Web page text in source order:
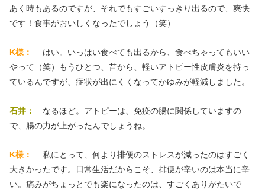
あく時もあるのですが、それでもすごいすっきり出るので、爽快
です！食事がおいしくなったでしょう（笑）
K様：
はい。いっぱい食べても出るから、食べちゃってもいい
やって（笑）もうひとつ、昔から、軽いアトピー性皮膚炎を持っ
ているんですが、症状が出にくくなってかゆみが軽減しました。
石井：
なるほど。アトピーは、免疫の腸に関係していますの
で、腸の力が上がったんでしょうね。
K様：
私にとって、何より排便のストレスが減ったのはすごく
大きかったです。日常生活だからこそ、排便が辛いのは本当に辛
い。痛みがちょっとでも楽になったのは、すごくありがたいで